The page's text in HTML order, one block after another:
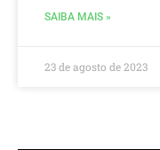
SAIBA MAIS »
23 de agosto de 2023